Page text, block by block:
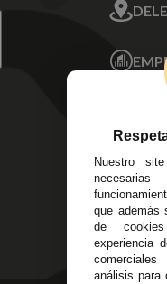
Av.
14
C/
Nuestro
que además
de
experiencia
comerciales
análisis para